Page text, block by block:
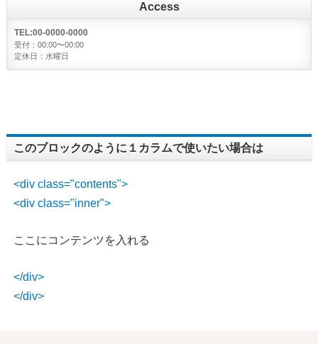
Access
TEL:00-0000-0000
受付：00:00〜00:00
定休日：水曜日
このブロックのように１カラムで使いたい場合は
<div class="contents">
<div class="inner">
ここにコンテンツを入れる
</div>
</div>